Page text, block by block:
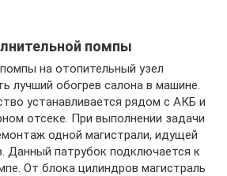
помпы
на отопительный узел
лучший обогрев салона в машине.
устанавливается рядом с АКБ и
отсеке. При выполнении задачи
одной магистрали, идущей
Данный патрубок подключается к
От блока цилиндров магистраль